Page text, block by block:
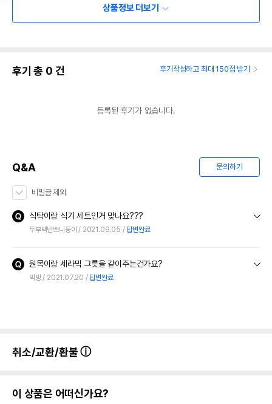
상품정보 더보기
후기 총 0 건 후기작성하고 최대 150점 받기
등록된 후기가 없습니다.
Q&A 문의하기
비밀글 제외
식탁이랑 식기 세트인거 맞나요???
두부백반쁘니둥이 2021.09.05 답변완료
원목이랑 세라믹 그릇을 같이주는건가요?
박방 2021.07.20 답변완료
취소/교환/환불
이 상품은 어떠신가요?